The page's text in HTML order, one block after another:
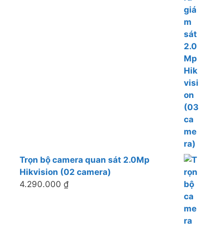
Trọn bộ camera quan sát 2.0Mp
Hikvision (02 camera)
4.290.000 ₫